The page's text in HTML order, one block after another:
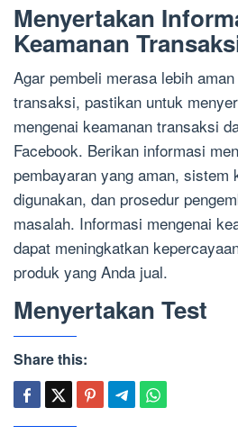
Menyertakan
Keamanan
Agar pembeli merasa lebih
transaksi, pastikan untuk
mengenai keamanan transaksi
Facebook. Berikan informasi
pembayaran yang aman, sistem
digunakan, dan prosedur
masalah. Informasi mengenai
dapat meningkatkan
produk yang Anda jual.
Menyertakan Test
Share this: